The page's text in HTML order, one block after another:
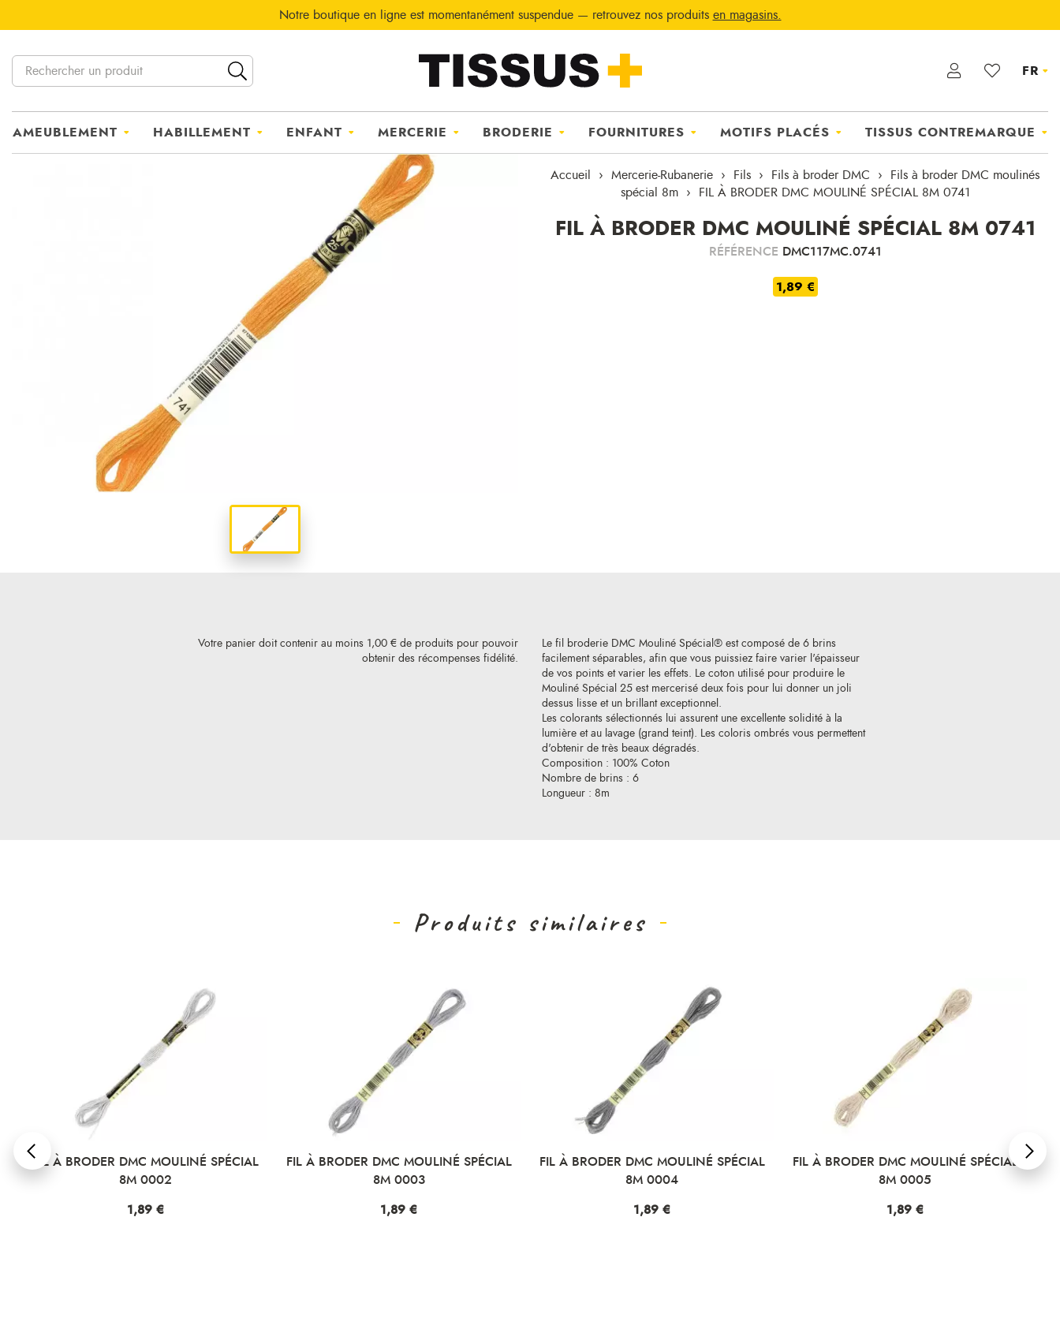
Notre boutique en ligne est momentanément suspendue — retrouvez nos produits en magasins.
FR
AMEUBLEMENT HABILLEMENT ENFANT MERCERIE BRODERIE FOURNITURES MOTIFS PLACÉS TISSUS CONTREMARQUE
Accueil Mercerie-Rubanerie Fils Fils à broder DMC
Fils à broder DMC moulinés
spécial 8m
FIL À BRODER DMC MOULINÉ SPÉCIAL 8M 0741
FIL À BRODER DMC MOULINÉ SPÉCIAL 8M 0741
RÉFÉRENCE DMC117MC.0741
1,89 €
Votre panier doit contenir au moins 1,00 € de produits pour pouvoir
obtenir des récompenses fidélité.
Le fil broderie DMC Mouliné Spécial® est composé de 6 brins
facilement séparables, afin que vous puissiez faire varier l'épaisseur
de vos points et varier les effets. Le coton utilisé pour produire le
Mouliné Spécial 25 est mercerisé deux fois pour lui donner un joli
dessus lisse et un brillant exceptionnel.
Les colorants sélectionnés lui assurent une excellente solidité à la
lumière et au lavage (grand teint). Les coloris ombrés vous permettent
d'obtenir de très beaux dégradés.
Composition : 100% Coton
Nombre de brins : 6
Longueur : 8m
Produits similaires
SPÉCIAL
FIL À BRODER DMC MOULINÉ SPÉCIAL
FIL À BRODER DMC MOULINÉ SPÉCIAL
FIL À BRODER DMC MOULINÉ SPÉCIAL
FIL À BRODER DMC MOULINÉ